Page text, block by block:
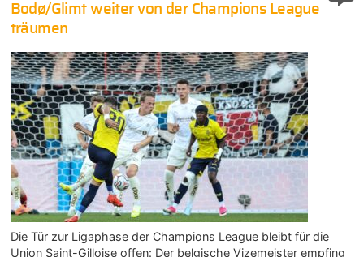
Bodø/Glimt weiter von der Champions League
träumen
Die Tür zur Ligaphase der Champions League bleibt für die
Union Saint-Gilloise offen: Der belgische Vizemeister empfing